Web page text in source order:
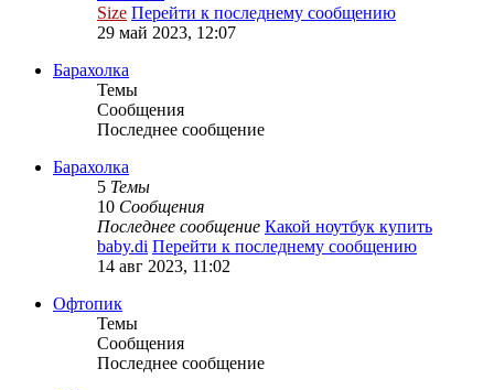
Size Перейти к последнему сообщению
29 май 2023, 12:07
Барахолка
Темы
Сообщения
Последнее сообщение
Барахолка
5 Темы
10 Сообщения
Последнее сообщение Какой ноутбук купить
baby.di Перейти к последнему сообщению
14 авг 2023, 11:02
Офтопик
Темы
Сообщения
Последнее сообщение